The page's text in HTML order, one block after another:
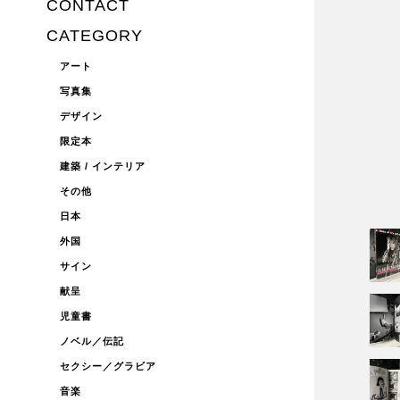
CONTACT
CATEGORY
アート
写真集
デザイン
限定本
建築 / インテリア
その他
日本
外国
サイン
献呈
児童書
ノベル／伝記
セクシー／グラビア
音楽